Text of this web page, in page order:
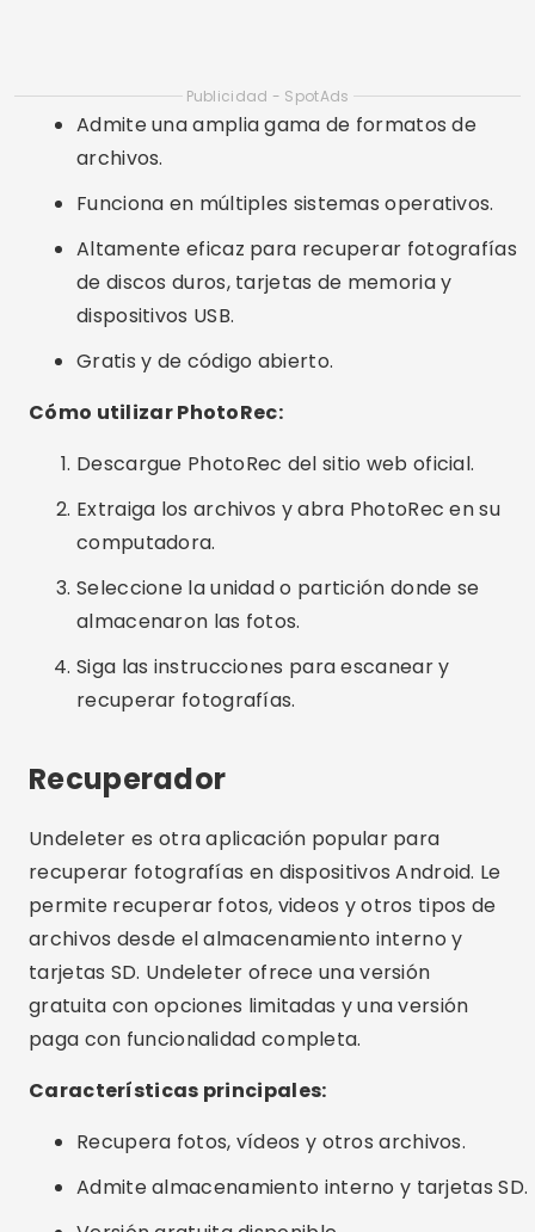
recuperar fotografías.
Undeleter es otra aplicación popular para
recuperar fotografías en dispositivos Android. Le
permite recuperar fotos, videos y otros tipos de
tarjetas SD. Undeleter ofrece una versión
gratuita con opciones limitadas y una versión
Recupera fotos, vídeos y otros archivos.
Admite almacenamiento interno y tarjetas SD.
Versión gratuita disponible.
Interfaz sencilla y fácil de usar.
Publicidad - SpotAds
Play Store.
Abra la aplicación y otorgue los permisos
necesarios.
Elija la opción de escaneo y seleccione el tipo
de archivo que desea recuperar.
Obtenga una vista previa y guarde las fotos
recuperadas.
EaseUS MobiSaver
EaseUS MobiSaver es una aplicación confiable